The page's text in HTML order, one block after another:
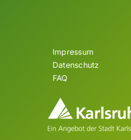
Impressum
Datenschutz
FAQ